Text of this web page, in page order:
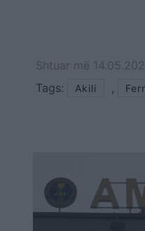
Shtuar më
Tags:
Akili ,